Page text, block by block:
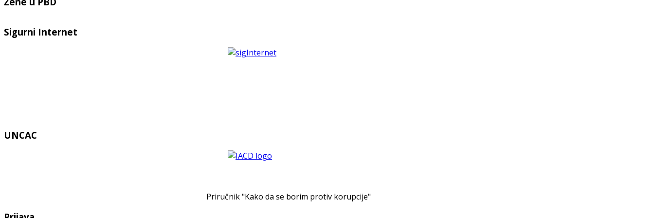
Sigurni Internet
UNCAC
Priručnik "Kako da se borim protiv korupcije"